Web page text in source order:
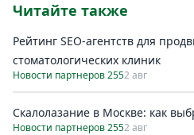
Читайте также
Рейтинг SEO-агентств для
стоматологических клиник
Новости партнеров 2552 авг
Скалолазание в Москве: как
Новости партнеров 2552 авг